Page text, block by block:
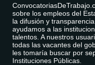
sobre los empleos del
la difusión y
ayudamos a las
talentos. A nuestros
todas las vacantes del
les tomaría buscar por
Instituciones Públicas.